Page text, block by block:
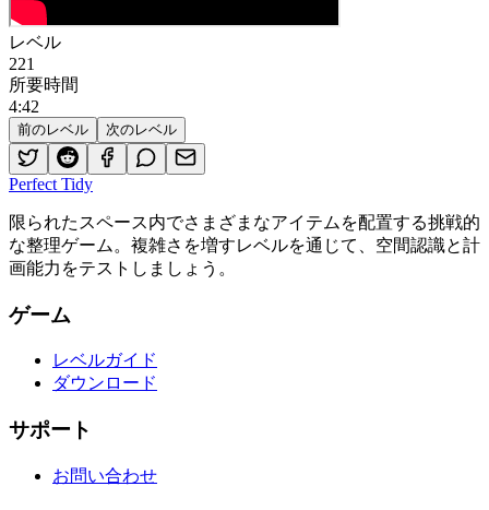
レベル
221
所要時間
4:42
前のレベル 次のレベル
Perfect Tidy
限られたスペース内でさまざまなアイテムを配置する挑戦的
な整理ゲーム。複雑さを増すレベルを通じて、空間認識と計
画能力をテストしましょう。
ゲーム
レベルガイド
ダウンロード
サポート
お問い合わせ